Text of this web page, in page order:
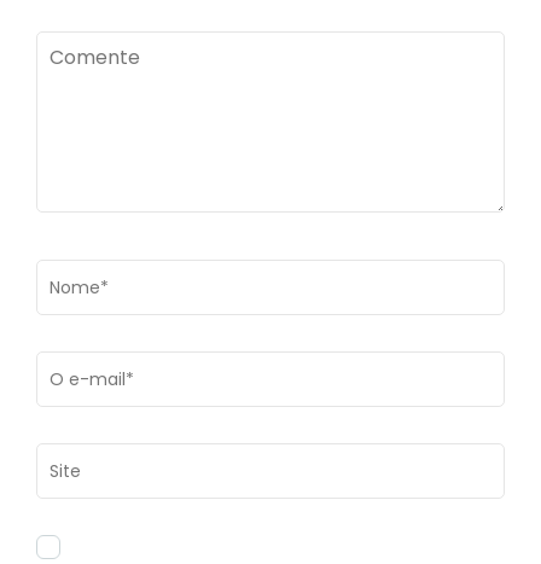
Comente
Name *
Email
Site